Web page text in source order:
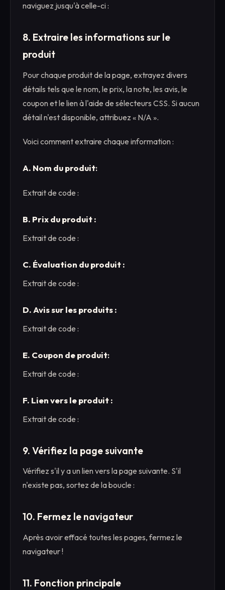
naviguez jusqu'à celle-ci :
8. Extraire les informations sur le
produit
Pour chaque produit de la page, extrayez divers
détails tels que le nom, le prix, la note, les avis, le
coupon et le lien à l'aide de sélecteurs CSS. Si aucun
détail n'est disponible, attribuez « N/A ».
Voici comment extraire chaque information :
A. Nom du produit:
Extrait de code :
B. Prix du produit :
Extrait de code :
C. Évaluation du produit :
Extrait de code :
D. Avis sur les produits :
Extrait de code :
E. Coupon de produit:
Extrait de code :
F. Lien vers le produit :
Extrait de code :
9. Vérifiez la page suivante
Vérifiez s'il y a un lien vers la page suivante. S'il
n'existe pas, sortez de la boucle :
10. Fermez le navigateur
Après avoir effacé toutes les pages, fermez le
navigateur !
11. Fonction principale